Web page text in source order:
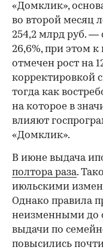
«Домклик»,
во второй месяц
254,2 млрд руб. —
26,6%, при этом к
отмечен рост на
корректировкой
тогда как
на которое в
влияют
«Домклик».
В июне выдача
полтора раза.
июльскими
Однако правила
неизменными до
выдачи по
повысились